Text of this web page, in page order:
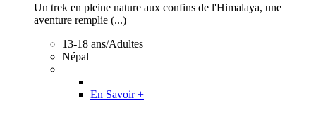
Un trek en pleine nature aux confins de l'Himalaya, une
aventure remplie (...)
13-18 ans/Adultes
Népal
En Savoir +